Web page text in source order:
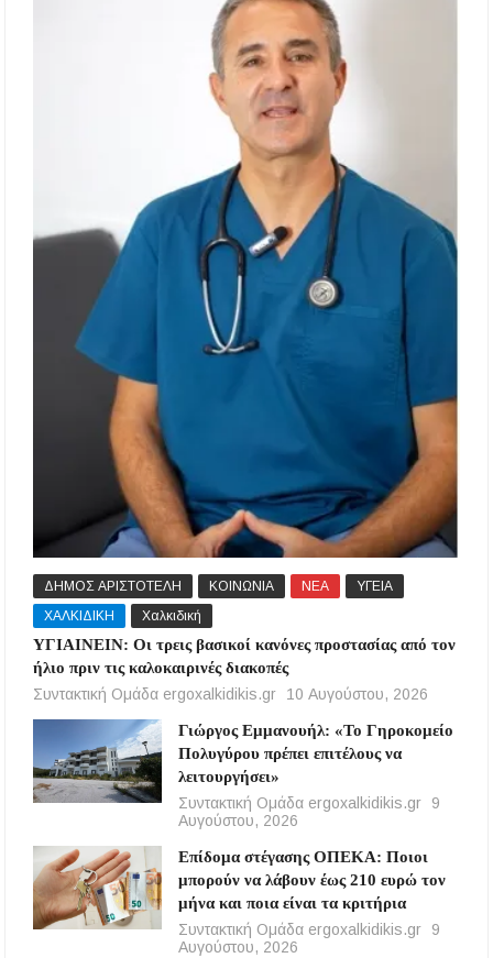
ΔΗΜΟΣ ΑΡΙΣΤΟΤΕΛΗ ΚΟΙΝΩΝΙΑ ΝΕΑ
ΥΓΕΙΑ
ΧΑΛΚΙΔΙΚΗ
Χαλκιδική
ΥΓΙΑΙΝΕΙΝ: Οι τρεις βασικοί κανόνες προστασίας από τον
ήλιο πριν τις καλοκαιρινές διακοπές
Συντακτική Ομάδα ergoxalkidikis.gr
10 Αυγούστου, 2026
Γιώργος Εμμανουήλ: «Το Γηροκομείο
Πολυγύρου πρέπει επιτέλους να
λειτουργήσει»
Συντακτική Ομάδα ergoxalkidikis.gr
9
Αυγούστου, 2026
Επίδομα στέγασης ΟΠΕΚΑ: Ποιοι
μπορούν να λάβουν έως 210 ευρώ τον
μήνα και ποια είναι τα κριτήρια
Συντακτική Ομάδα ergoxalkidikis.gr
9
Αυγούστου, 2026